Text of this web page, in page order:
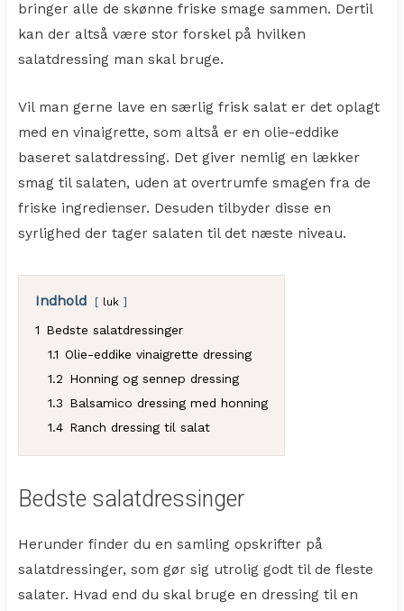
bringer alle de skønne friske smage sammen. Dertil
kan der altså være stor forskel på hvilken
salatdressing man skal bruge.
Vil man gerne lave en særlig frisk salat er det oplagt
med en vinaigrette, som altså er en olie-eddike
baseret salatdressing. Det giver nemlig en lækker
smag til salaten, uden at overtrumfe smagen fra de
friske ingredienser. Desuden tilbyder disse en
syrlighed der tager salaten til det næste niveau.
Indhold luk
1 Bedste salatdressinger
1.1 Olie-eddike vinaigrette dressing
1.2 Honning og sennep dressing
1.3 Balsamico dressing med honning
1.4 Ranch dressing til salat
Bedste salatdressinger
Herunder finder du en samling opskrifter på
salatdressinger, som gør sig utrolig godt til de fleste
salater. Hvad end du skal bruge en dressing til en